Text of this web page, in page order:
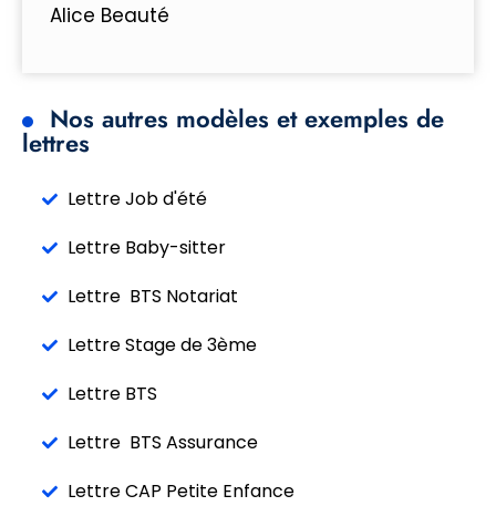
Alice Beauté
Nos autres modèles et exemples de
lettres
Lettre Job d'été
Lettre Baby-sitter
Lettre BTS Notariat
Lettre Stage de 3ème
Lettre BTS
Lettre BTS Assurance
Lettre CAP Petite Enfance